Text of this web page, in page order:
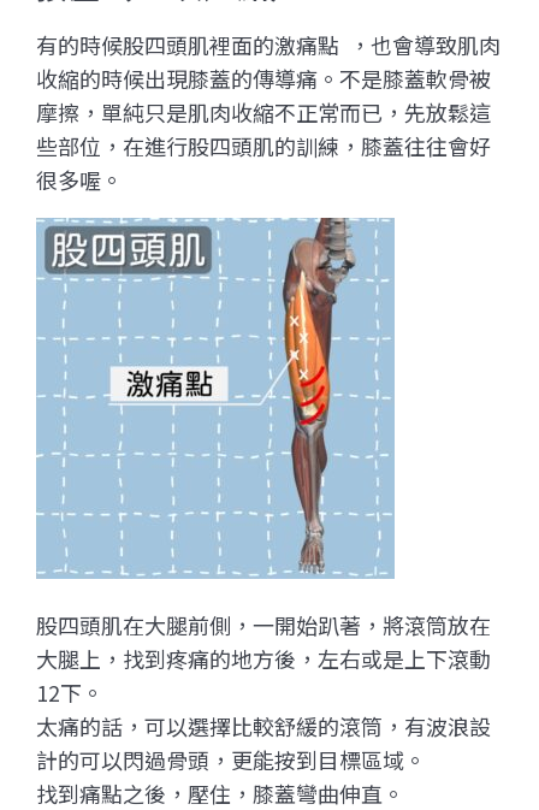
有的時候股四頭肌裡面的激痛點 ，也會導致肌肉
收縮的時候出現膝蓋的傳導痛。不是膝蓋軟骨被
摩擦，單純只是肌肉收縮不正常而已， 先放鬆這
些部位，在進行股四頭肌的訓練，膝蓋往往會好
很多喔。
股四頭肌在大腿前側，一開始趴著，將滾筒放在
大腿上，找到疼痛的地方後，左右或是上下滾動
12下。
太痛的話，可以選擇比較舒緩的滾筒，有波浪設
計的可以閃過骨頭，更能按到目標區域。
找到痛點之後，壓住，膝蓋彎曲伸直。